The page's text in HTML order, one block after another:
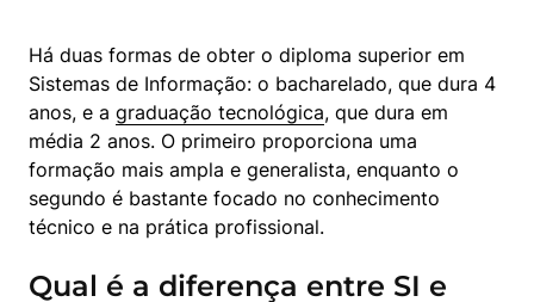
Há duas formas de obter o diploma superior em
Sistemas de Informação: o bacharelado, que dura 4
anos, e a graduação tecnológica, que dura em
média 2 anos. O primeiro proporciona uma
formação mais ampla e generalista, enquanto o
segundo é bastante focado no conhecimento
técnico e na prática profissional.
Qual é a diferença entre SI e